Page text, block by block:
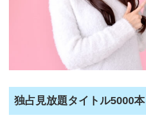
独占見放題タイトル5000本